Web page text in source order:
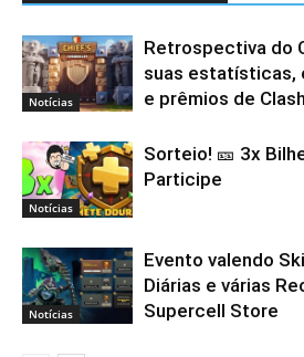
Notícias
Retrospectiva do
suas estatísticas,
e prêmios de
Notícias
Sorteio! 🎫 3x
Participe
Notícias
Evento valendo
Diárias e várias
Supercell Store